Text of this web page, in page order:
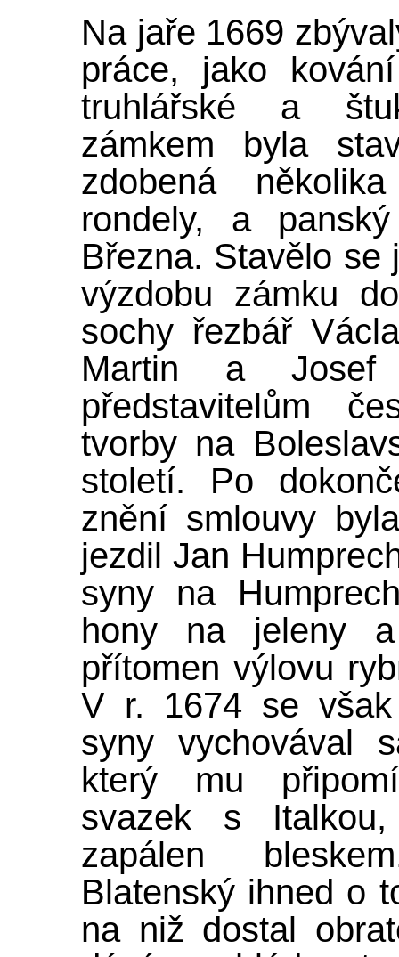
Na jaře 1669
práce, jako
truhlářské a
zámkem byla
zdobená
rondely, a
Března. Stavělo se
výzdobu zámku
sochy řezbář
Martin a Josef
představitelům
tvorby na
století. Po
znění smlouvy
jezdil Jan
syny na
hony na jeleny
přítomen výlovu
V r. 1674 se
syny vychovával
který mu
svazek s
zapálen
Blatenský ihned o
na niž dostal